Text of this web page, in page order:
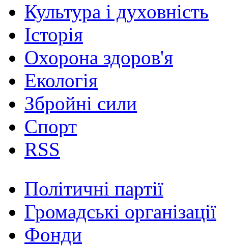
Культура і духовність
Історія
Охорона здоров'я
Екологія
Збройні сили
Спорт
RSS
Політичні партії
Громадські організації
Фонди